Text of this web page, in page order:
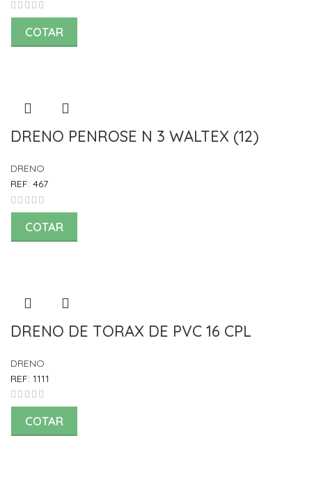
COTAR
DRENO PENROSE N 3 WALTEX (12)
DRENO
REF: 467
COTAR
DRENO DE TORAX DE PVC 16 CPL
DRENO
REF: 1111
COTAR